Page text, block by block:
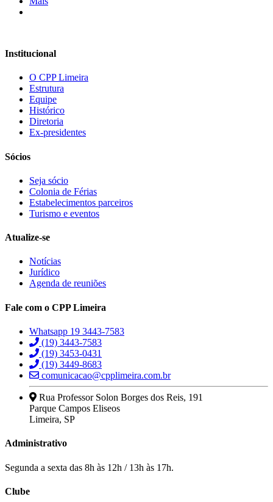
Institucional
O CPP Limeira
Estrutura
Equipe
Histórico
Diretoria
Ex-presidentes
Sócios
Seja sócio
Colonia de Férias
Estabelecimentos parceiros
Turismo e eventos
Atualize-se
Notícias
Jurídico
Agenda de reuniões
Fale com o CPP Limeira
Whatsapp 19 3443-7583
(19) 3443-7583
(19) 3453-0431
(19) 3449-8683
comunicacao@cpplimeira.com.br
Rua Professor Solon Borges dos Reis, 191
Parque Campos Eliseos
Limeira, SP
Administrativo
Segunda a sexta das 8h às 12h / 13h às 17h.
Clube